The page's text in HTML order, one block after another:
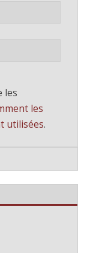
les
les
utilisées.